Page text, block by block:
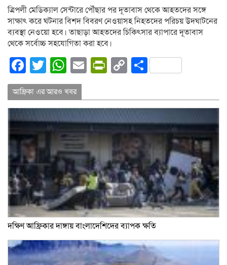
ত্রিপলী মেডিক্যাল সেন্টারে পৌঁছার পর দূতাবাস থেকে আহতদের সঙ্গে
সাক্ষাৎ করে ঘটনার বিশদ বিবরণ নেওয়াসহ নিহতদের পরিচয় উদঘাটনের
ব্যবস্থা নেওয়ো হবে। তাছাড়া আহতদের চিকিৎসার ব্যাপারে দূতাবাস
থেকে সর্বোচ্চ সহযোগিতা করা হবে।
Facebook
Twitter
WhatsApp
EmailPrintFriendly
CopyShare
আফ্রিকা এর আরও খবর
দক্ষিণ আফ্রিকার দাঙ্গায় বাংলাদেশিদের ব্যাপক ক্ষতি